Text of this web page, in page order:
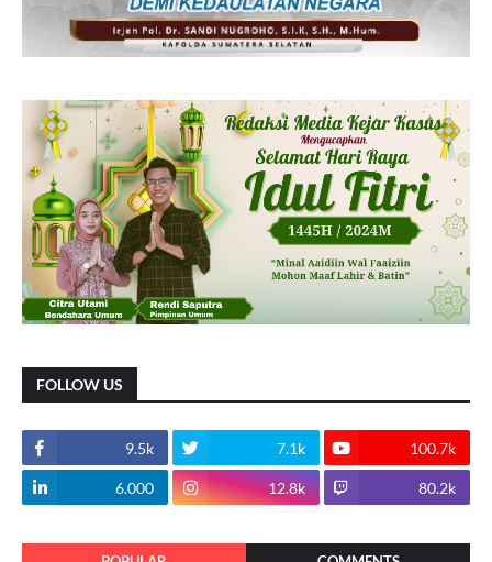
FOLLOW US
9.5k 7.1k 100.7k
6.000 12.8k 80.2k